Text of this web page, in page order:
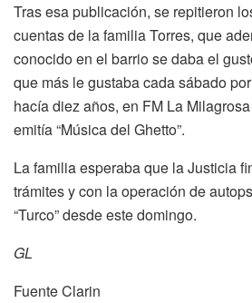
Tras esa publicación, se repitieron
cuentas de la familia Torres, que
conocido en el barrio se daba el
que más le gustaba cada sábado
hacía diez años, en FM La
emitía “Música del Ghetto”.
La familia esperaba que la Justicia
trámites y con la operación de
“Turco” desde este domingo.
GL
Fuente Clarin